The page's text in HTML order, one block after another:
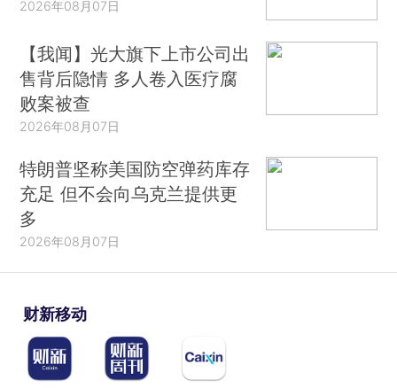
2026年08月07日
【我闻】光大旗下上市公司出
售背后隐情 多人卷入医疗腐
败案被查
2026年08月07日
特朗普坚称美国防空弹药库存
充足 但不会向乌克兰提供更
多
2026年08月07日
财新移动